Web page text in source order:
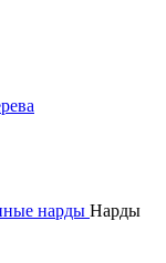
нарды Нарды